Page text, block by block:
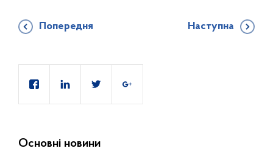
Попередня Наступна
Основні новини